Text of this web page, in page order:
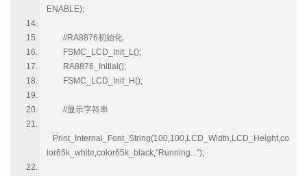
ENABLE);
//RA8876初始化
FSMC_LCD_Init_L();
RA8876_Initial();
FSMC_LCD_Init_H();
//显示字符串
Print_Internal_Font_String(100,100,LCD_Width,LCD_Height,co
lor65k_white,color65k_black,"Running...");